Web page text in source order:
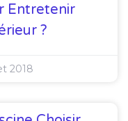
Entretenir
?
2018